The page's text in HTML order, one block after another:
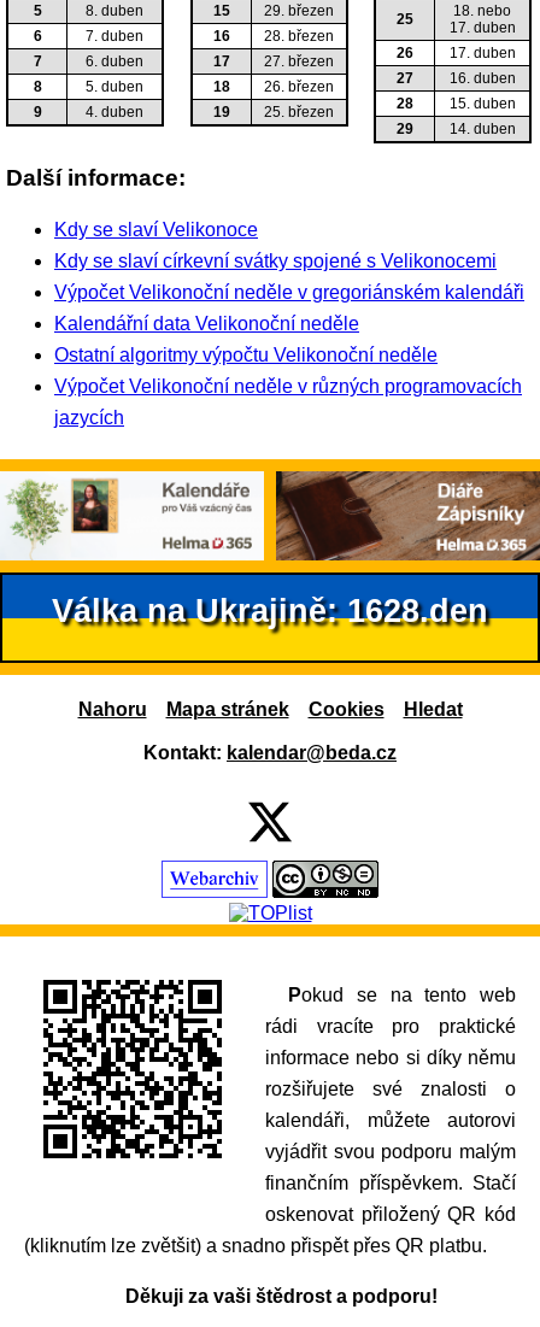
5
8. duben
6
7. duben
7
6. duben
8
5. duben
9
4. duben
15
29. březen
16
28. březen
17
27. březen
18
26. březen
19
25. březen
25
18. nebo
17. duben
26
17. duben
27
16. duben
28
15. duben
29
14. duben
Další informace:
Kdy se slaví Velikonoce
Kdy se slaví církevní svátky spojené s Velikonocemi
Výpočet Velikonoční neděle v gregoriánském kalendáři
Kalendářní data Velikonoční neděle
Ostatní algoritmy výpočtu Velikonoční neděle
Výpočet Velikonoční neděle v různých programovacích
jazycích
Válka na Ukrajině: 1628.den
Nahoru Mapa stránek Cookies Hledat
Kontakt: kalendar@beda.cz
Pokud se na tento web
rádi vracíte pro praktické
informace nebo si díky němu
rozšiřujete své znalosti o
kalendáři, můžete autorovi
vyjádřit svou podporu malým
finančním příspěvkem. Stačí
oskenovat přiložený QR kód
(kliknutím lze zvětšit) a snadno přispět přes QR platbu.
Děkuji za vaši štědrost a podporu!